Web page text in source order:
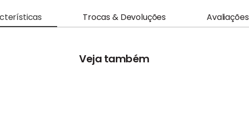
Trocas & Devoluções Avaliações
Veja também